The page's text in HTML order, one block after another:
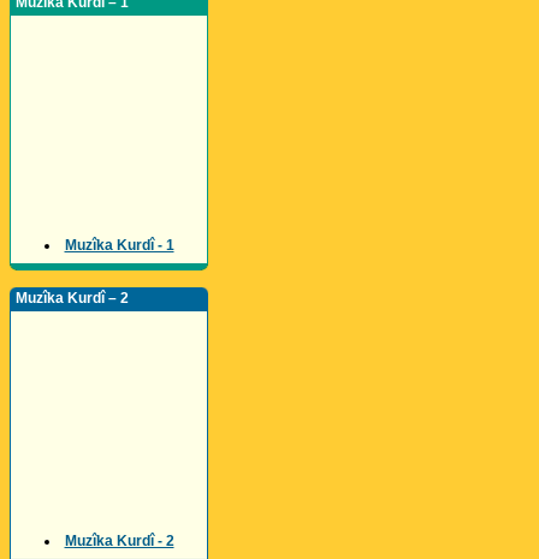
Muzîka Kurdî - 1
Muzîka Kurdî – 2
Muzîka Kurdî - 2